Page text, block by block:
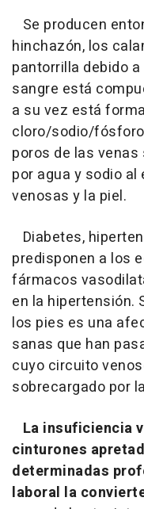
Se producen
hinchazón, los
pantorrilla debido
sangre está
a su vez está
cloro/sodio/
poros de las
por agua y sodio
venosas y la piel.
Diabetes,
predisponen a los
fármacos
en la hipertensión.
los pies es una
sanas que han
cuyo circuito
sobrecargado por
La insuficiencia
cinturones
determinadas
laboral la